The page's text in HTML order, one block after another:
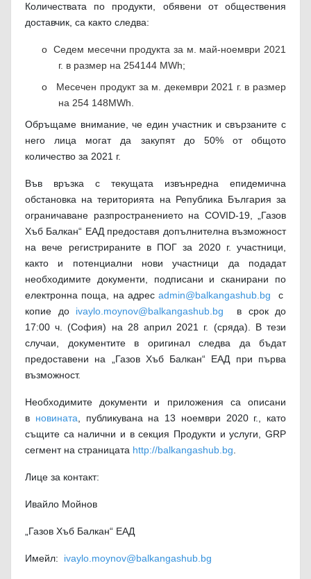
Количествата по продукти, обявени от обществения
доставчик, са както следва:
oСедем месечни продукта за м. май-ноември 2021
г. в размер на 254144 MWh;
o Месечен продукт за м. декември 2021 г. в размер
на 254 148MWh.
Обръщаме внимание, че един участник и свързаните с
него лица могат да закупят до 50% от общото
количество за 2021 г.
Във връзка с текущата извънредна епидемична
обстановка на територията на Република България за
ограничаване разпространението на COVID-19, „Газов
Хъб Балкан“ ЕАД предоставя допълнителна възможност
на вече регистрираните в ПОГ за 2020 г. участници,
както и потенциални нови участници да подадат
необходимите документи, подписани и сканирани по
електронна поща, на адресadmin@balkangashub.bg с
копие до ivaylo.moynov@balkangashub.bg в срок до
17:00 ч. (София) на 28 април 2021 г. (сряда). В тези
случаи, документите в оригинал следва да бъдат
предоставени на „Газов Хъб Балкан“ ЕАД при първа
възможност.
Необходимите документи и приложения са описани
в новината, публикувана на 13 ноември 2020 г., като
същите са налични и в секция Продукти и услуги, GRP
сегмент на страницата http://balkangashub.bg.
Лице за контакт:
Ивайло Мойнов
„Газов Хъб Балкан“ ЕАД
Имейл: ivaylo.moynov@balkangashub.bg